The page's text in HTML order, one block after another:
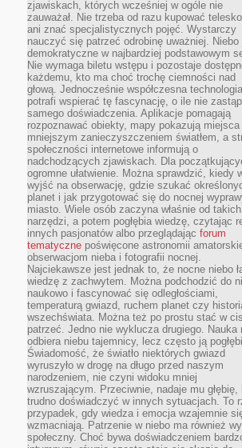
zjawiskach, których wcześniej w ogóle nie
zauważał. Nie trzeba od razu kupować
ani znać specjalistycznych pojęć. Wystarczy
nauczyć się patrzeć odrobinę uważniej. Niebo
demokratyczne w najbardziej podstawowym
Nie wymaga biletu wstępu i pozostaje
każdemu, kto ma choć trochę ciemności nad
głową. Jednocześnie współczesna technologia
potrafi wspierać tę fascynację, o ile nie
samego doświadczenia. Aplikacje pomagają
rozpoznawać obiekty, mapy pokazują miejsca
mniejszym zanieczyszczeniem światłem, a
społeczności internetowe informują o
nadchodzących zjawiskach. Dla
ogromne ułatwienie. Można sprawdzić, kiedy
wyjść na obserwację, gdzie szukać
planet i jak przygotować się do nocnej
miasto. Wiele osób zaczyna właśnie od takich
narzędzi, a potem pogłębia wiedzę, czytając
innych pasjonatów albo przeglądając forum
tematyczne poświęcone astronomii
obserwacjom nieba i fotografii nocnej.
Najciekawsze jest jednak to, że nocne niebo
wiedzę z zachwytem. Można podchodzić do
naukowo i fascynować się odległościami,
temperaturą gwiazd, ruchem planet czy
wszechświata. Można też po prostu stać w
patrzeć. Jedno nie wyklucza drugiego. Nauka
odbiera niebu tajemnicy, lecz często ją
Świadomość, że światło niektórych gwiazd
wyruszyło w drogę na długo przed naszym
narodzeniem, nie czyni widoku mniej
wzruszającym. Przeciwnie, nadaje mu głębię,
trudno doświadczyć w innych sytuacjach. To
przypadek, gdy wiedza i emocja wzajemnie
wzmacniają. Patrzenie w niebo ma również
społeczny. Choć bywa doświadczeniem